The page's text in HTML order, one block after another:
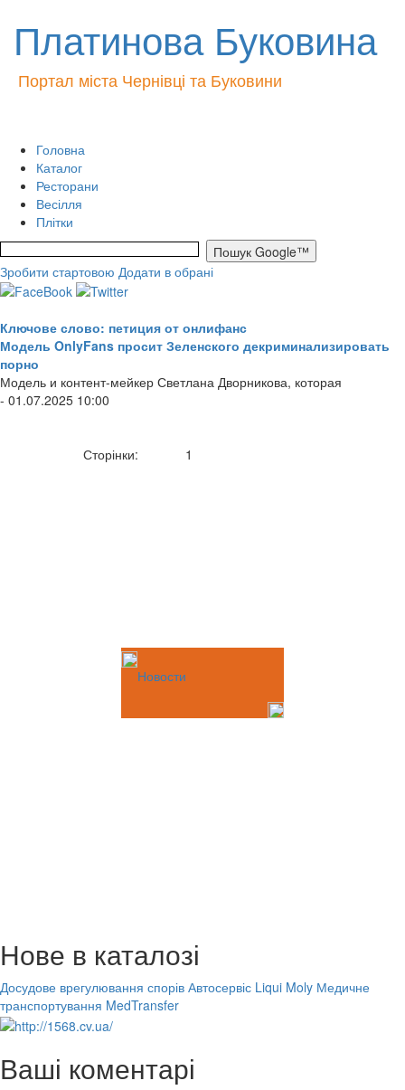
Платинова Буковина
Портал міста Чернівці та Буковини
Головна
Каталог
Ресторани
Весілля
Плітки
Зробити стартовою Додати в обрані
Ключове слово: петиция от онлифанс
Модель OnlyFans просит Зеленского декриминализировать
порно
Модель и контент-мейкер Светлана Дворникова, которая
- 01.07.2025 10:00
Сторінки: 1
Новости
Нове в каталозі
Досудове врегулювання спорів Автосервіс Liqui Moly Медичне
транспортування MedTransfer
Ваші коментарі